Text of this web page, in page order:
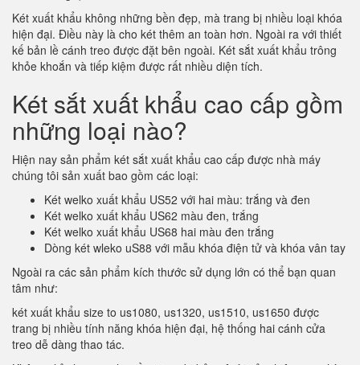
Két xuất khẩu không những bền đẹp, mà trang bị nhiều loại khóa
hiện đại. Điều này là cho két thêm an toàn hơn. Ngoài ra với thiết
kế bản lề cánh treo được đặt bên ngoài. Két sắt xuất khẩu trông
khỏe khoắn và tiếp kiệm được rất nhiều diện tích.
Két sắt xuất khẩu cao cấp gồm
những loại nào?
Hiện nay sản phẩm két sắt xuất khẩu cao cấp được nhà máy
chúng tôi sản xuất bao gồm các loại:
Két welko xuất khẩu US52 với hai màu: trắng và đen
Két welko xuất khẩu US62 màu đen, trắng
Két welko xuất khẩu US68 hai màu đen trắng
Dòng két wleko uS88 với mẫu khóa điện tử và khóa vân tay
Ngoài ra các sản phẩm kích thước sử dụng lớn có thể bạn quan
tâm như:
két xuất khẩu size to us1080, us1320, us1510, us1650 được
trang bị nhiều tính năng khóa hiện đại, hệ thống hai cánh cửa
treo dễ dàng thao tác.